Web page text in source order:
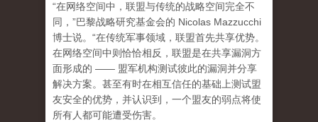
“在网络空间中，联盟与传统的战略空间完全不
同，”巴黎战略研究基金会的 Nicolas Mazzucchi
博士说。“在传统军事领域，联盟首先共享优势。
在网络空间中则恰恰相反，联盟是在共享漏洞方
面形成的 —— 盟军机构测试彼此的漏洞并分享
解决方案。甚至有时在相互信任的基础上测试盟
友安全的优势，并认识到，一个盟友的弱点将使
所有人都可能遭受伤害。